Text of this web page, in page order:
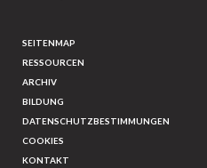
SEITENMAP
RESSOURCEN
ARCHIV
BILDUNG
DATENSCHUTZBESTIMMUNGEN
COOKIES
KONTAKT